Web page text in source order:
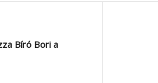
Bíró Bori a